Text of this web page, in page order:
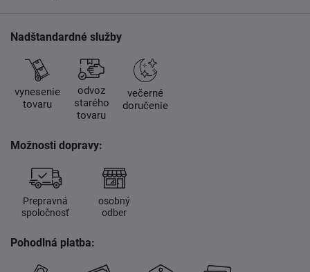
Nadštandardné služby
vynesenie
tovaru
odvoz
starého
tovaru
večerné
doručenie
Možnosti dopravy:
Prepravná
spoločnosť
osobný
odber
Pohodlná platba: